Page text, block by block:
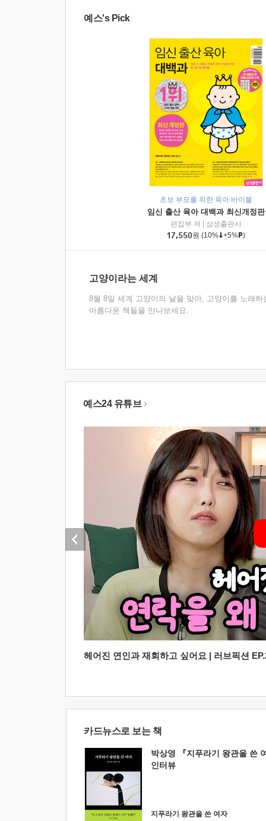
예스's Pick
초보 부모를 위한 육아 바이블
임신 출산 육아 대백과 최신개정판
편집부 저
삼성출판사
17,550원 (10% +5% )
고양이라는 세계
8월 8일 세계 고양이의 날을 맞아, 고양이를 노래하
아름다운 책들을 만나보세요.
예스24 유튜브
헤어진 연인과 재회하고 싶어요 | 러브픽션
카드뉴스로 보는 책
박상영 『지푸라기 왕관을 쓴
인터뷰
지푸라기 왕관을 쓴 여자